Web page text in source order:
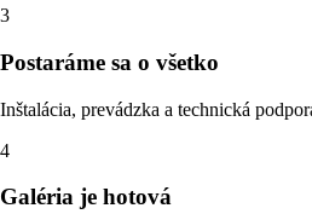
3
Postaráme sa o všetko
Inštalácia, prevádzka a technická
4
Galéria je hotová